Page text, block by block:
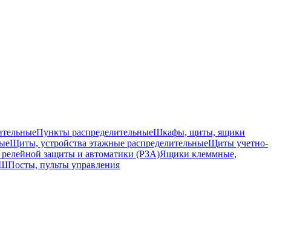
Пункты распределительныеШкафы, щиты, ящики
Щиты, устройства этажные распределительныеЩиты учетно-
защиты и автоматики (РЗА)Ящики клеммные,
Посты, пульты управления